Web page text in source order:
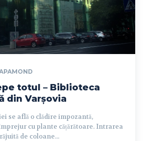
totul – Biblioteca
din Varșovia
se află o clădire impozantă,
cu plante cățărătoare. Intrarea
de coloane...